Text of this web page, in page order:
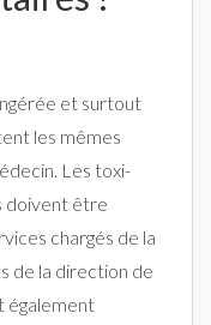
et surtout
les mêmes
Les toxi-
doivent être
chargés de la
de la direction de
également